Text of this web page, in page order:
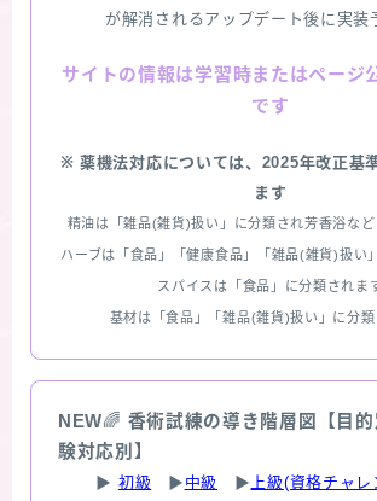
が解消されるアップデート後に実装
サイトの情報は学習時またはページ
です
※ 薬機法対応については、2025年改正基
ます
精油は「雑品(雑貨)扱い」に分類され芳香浴な
ハーブは「食品」「健康食品」「雑品(雑貨)扱い
スパイスは「食品」に分類されま
基材は「食品」「雑品(雑貨)扱い」に分
NEW🌈 香術試練の導き階層図【目
験対応別】
▶ 初級 ▶ 中級 ▶ 上級(資格チャレ